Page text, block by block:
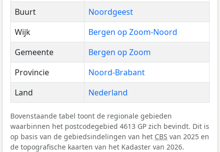
Buurt
Noordgeest
Wijk
Bergen op Zoom-Noord
Gemeente
Bergen op Zoom
Provincie
Noord-Brabant
Land
Nederland
Bovenstaande tabel toont de regionale gebieden
waarbinnen het postcodegebied 4613 GP zich bevindt. Dit is
op basis van de gebiedsindelingen van het CBS van 2025 en
de topografische kaarten van het Kadaster van 2026.